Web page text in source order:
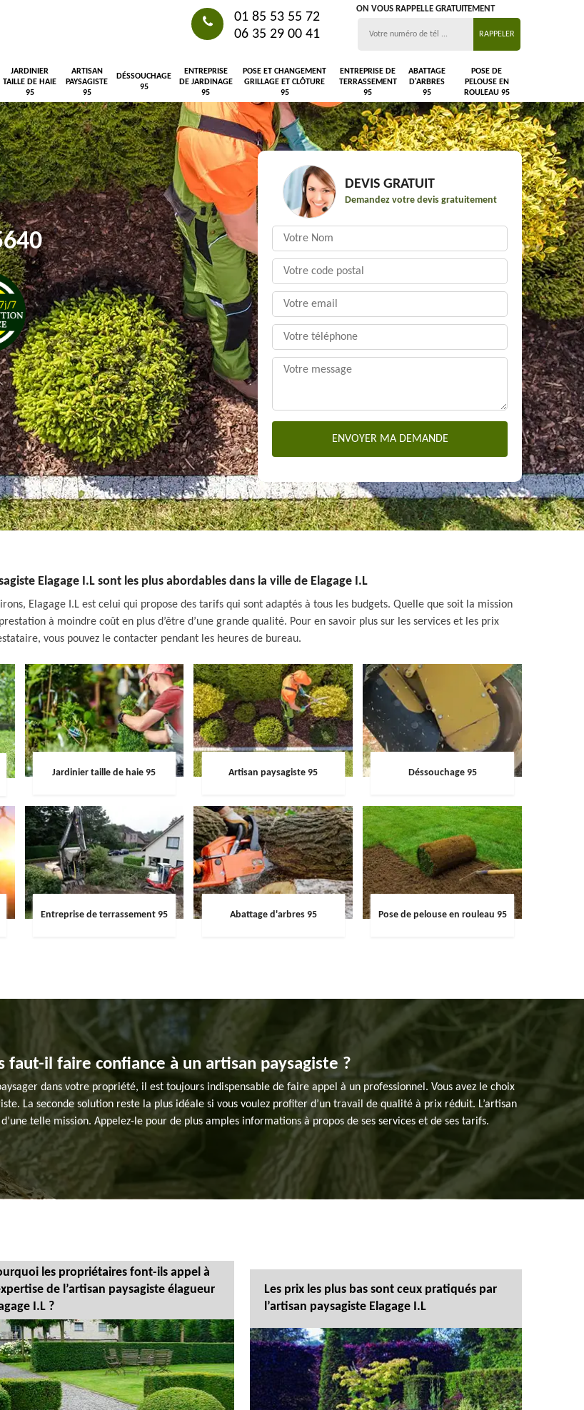
01 85 53 55 72
06 35 29 00 41
ON VOUS RAPPELLE GRATUITEMENT
JARDINIER
TAILLE DE HAIE
95
ARTISAN
PAYSAGISTE
95
DÉSSOUCHAGE
95
ENTREPRISE
DE JARDINAGE
95
POSE ET CHANGEMENT
GRILLAGE ET CLÔTURE
95
ENTREPRISE DE
TERRASSEMENT
95
ABATTAGE
D'ARBRES
95
POSE DE
PELOUSE EN
ROULEAU 95
DEVIS GRATUIT
Demandez votre devis gratuitement
Elagage I.L sont les plus abordables dans la ville de Elagage I.L
Elagage I.L est celui qui propose des tarifs qui sont adaptés à tous les budgets. Quelle que soit la mission
à moindre coût en plus d’être d’une grande qualité. Pour en savoir plus sur les services et les prix
vous pouvez le contacter pendant les heures de bureau.
Jardinier taille de haie 95 Artisan paysagiste 95 Déssouchage 95
Entreprise de terrassement 95 Abattage d'arbres 95 Pose de pelouse en rouleau 95
faut-il faire confiance à un artisan paysagiste ?
dans votre propriété, il est toujours indispensable de faire appel à un professionnel. Vous avez le choix
La seconde solution reste la plus idéale si vous voulez profiter d’un travail de qualité à prix réduit. L’artisan
telle mission. Appelez-le pour de plus amples informations à propos de ses services et de ses tarifs.
les propriétaires font-ils appel à
de l’artisan paysagiste élagueur
I.L ?
Les prix les plus bas sont ceux pratiqués par
l’artisan paysagiste Elagage I.L